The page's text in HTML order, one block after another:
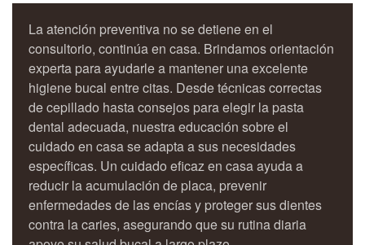
La atención preventiva no se detiene en el
consultorio, continúa en casa. Brindamos orientación
experta para ayudarle a mantener una excelente
higiene bucal entre citas. Desde técnicas correctas
de cepillado hasta consejos para elegir la pasta
dental adecuada, nuestra educación sobre el
cuidado en casa se adapta a sus necesidades
específicas. Un cuidado eficaz en casa ayuda a
reducir la acumulación de placa, prevenir
enfermedades de las encías y proteger sus dientes
contra la caries, asegurando que su rutina diaria